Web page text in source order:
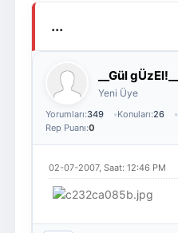
...
__Gül gÜzEl!__
Yeni Üye
Yorumları:349 Konuları:26
Rep Puanı:0
02-07-2007, Saat: 12:46 PM